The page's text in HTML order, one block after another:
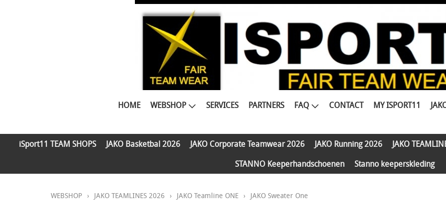
HOME WEBSHOP SERVICES PARTNERS FAQ CONTACT MY ISPORT11
iSport11 TEAM SHOPS JAKO Basketbal 2026 JAKO Corporate Teamwear 2026 JAKO Running 2026
JAKO
STANNO Keeperhandschoenen
Stanno keeperskleding
WEBSHOP › JAKO TEAMLINES 2026 › JAKO Teamline ONE › JAKO Sweater One